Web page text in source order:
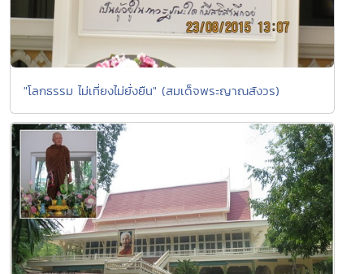
"โลกธรรม ไม่เที่ยงไม่ยั่งยืน" (สมเด็จพระญาณสังวร)